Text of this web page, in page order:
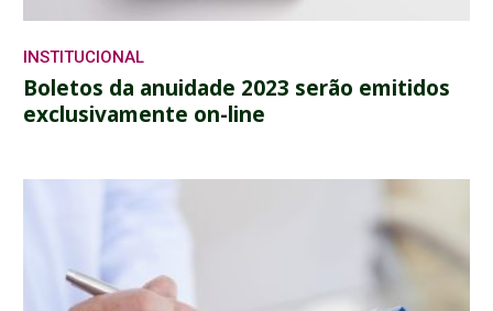
INSTITUCIONAL
Boletos da anuidade 2023 serão emitidos
exclusivamente on-line